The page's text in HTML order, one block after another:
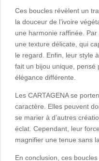
Ces boucles révèlent un
la douceur de l’ivoire
une harmonie raffinée.
une texture délicate, qui
le regard. Enfin, leur style
fait un bijou unique, pensé
élégance différente.
Les CARTAGENA se
caractère. Elles peuvent
se marier à d’autres
éclat. Cependant, leur
magnifier une tenue sans
En conclusion, ces boucles